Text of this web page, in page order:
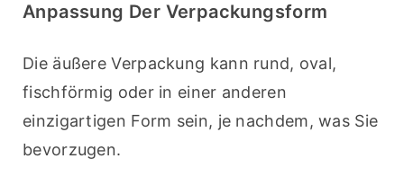
Anpassung Der Verpackungsform
Die äußere Verpackung kann rund, oval,
fischförmig oder in einer anderen
einzigartigen Form sein, je nachdem, was Sie
bevorzugen.